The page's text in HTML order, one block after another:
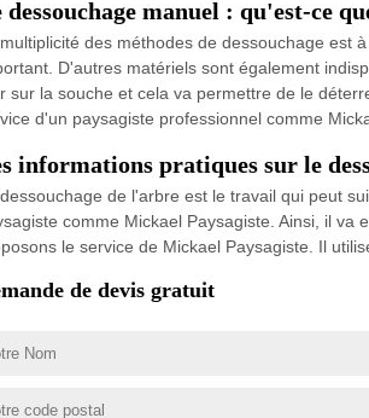
dessouchage manuel : qu'est-ce
des méthodes de dessouchage est
D'autres matériels sont également
sur la souche et cela va permettre de le
d'un paysagiste professionnel comme
informations pratiques sur le
de l'arbre est le travail qui peut
comme Mickael Paysagiste. Ainsi, il
le service de Mickael Paysagiste. Il
de devis gratuit